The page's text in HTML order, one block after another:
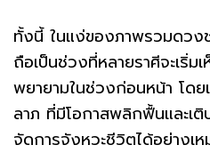
ทั้งนี้ ในแง่ของภาพรวมดว
ถือเป็นช่วงที่หลายราศีจะเริ่
พยายามในช่วงก่อนหน้า โดย
ลาภ ที่มีโอกาสพลิกฟื้นและเติ
จัดการจังหวะชีวิตได้อย่างเห